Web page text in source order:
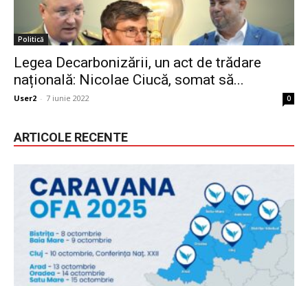
Politică
Legea Decarbonizării, un act de trădare
națională: Nicolae Ciucă, somat să...
User2 - 7 iunie 2022 0
ARTICOLE RECENTE